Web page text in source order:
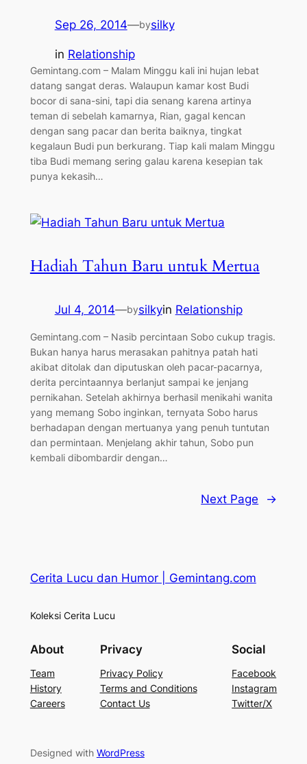
Sep 26, 2014—bysilky
in Relationship
Gemintang.com – Malam Minggu kali ini hujan lebat
datang sangat deras. Walaupun kamar kost Budi
bocor di sana-sini, tapi dia senang karena artinya
teman di sebelah kamarnya, Rian, gagal kencan
dengan sang pacar dan berita baiknya, tingkat
kegalaun Budi pun berkurang. Tiap kali malam Minggu
tiba Budi memang sering galau karena kesepian tak
punya kekasih…
Hadiah Tahun Baru untuk Mertua
Jul 4, 2014—bysilkyin Relationship
Gemintang.com – Nasib percintaan Sobo cukup tragis.
Bukan hanya harus merasakan pahitnya patah hati
akibat ditolak dan diputuskan oleh pacar-pacarnya,
derita percintaannya berlanjut sampai ke jenjang
pernikahan. Setelah akhirnya berhasil menikahi wanita
yang memang Sobo inginkan, ternyata Sobo harus
berhadapan dengan mertuanya yang penuh tuntutan
dan permintaan. Menjelang akhir tahun, Sobo pun
kembali dibombardir dengan…
Next Page →
Cerita Lucu dan Humor | Gemintang.com
Koleksi Cerita Lucu
About
Team
History
Careers
Privacy
Privacy Policy
Terms and Conditions
Contact Us
Social
Facebook
Instagram
Twitter/X
Designed with WordPress